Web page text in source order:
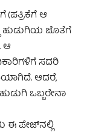
(ಪತ್ರಿಕೆಗೆ ಆ
ಹುಡುಗಿಯ ಜೊತೆಗೆ
ಆ
ಸದರಿ
ಆದರೆ,
ಒಬ್ಬರೇನಾ
ಈ ಪೇಜ್‍ನಲ್ಲಿ